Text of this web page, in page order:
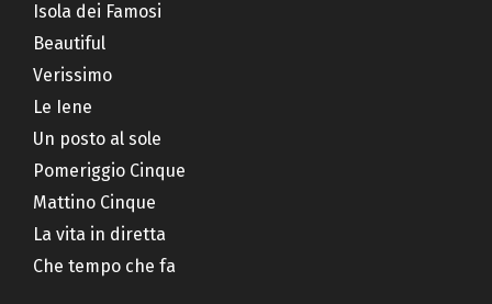
Isola dei Famosi
Beautiful
Verissimo
Le Iene
Un posto al sole
Pomeriggio Cinque
Mattino Cinque
La vita in diretta
Che tempo che fa